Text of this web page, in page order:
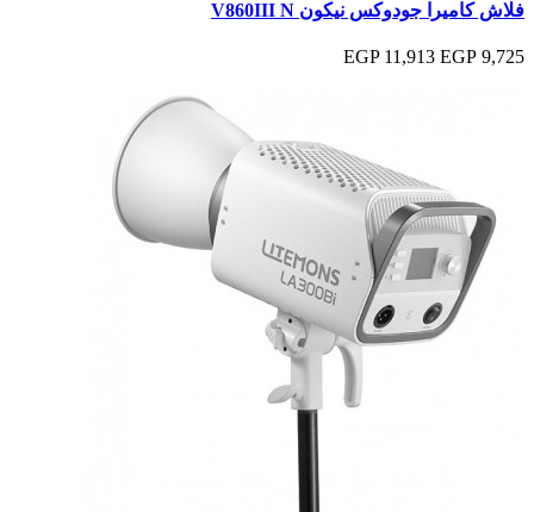
فلاش كاميرا جودوكس نيكون V860III N
9,725 EGP
11,913 EGP